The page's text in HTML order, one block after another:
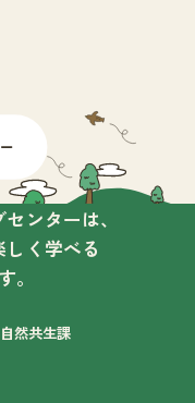
ンターは、
く学べる
。
然共生課